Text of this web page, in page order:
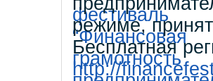
режиме,
Бесплатная
http://